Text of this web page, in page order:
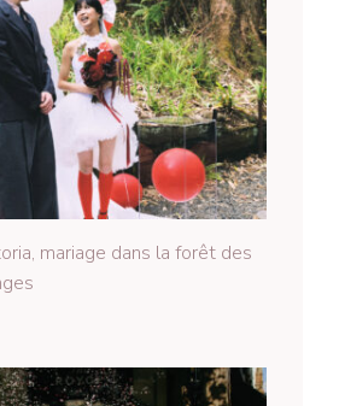
mariage dans la forêt des